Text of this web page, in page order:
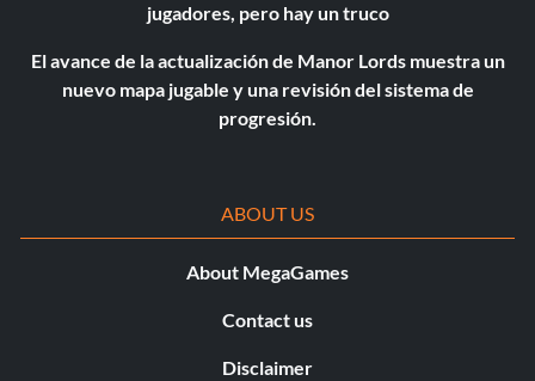
jugadores, pero hay un truco
El avance de la actualización de Manor Lords muestra un
nuevo mapa jugable y una revisión del sistema de
progresión.
ABOUT US
About MegaGames
Contact us
Disclaimer